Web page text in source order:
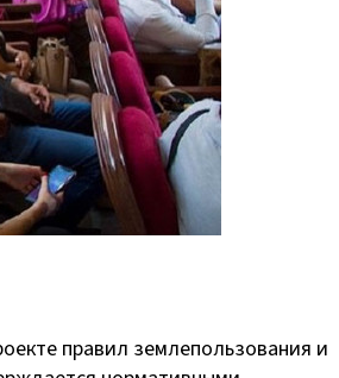
правил землепользования и